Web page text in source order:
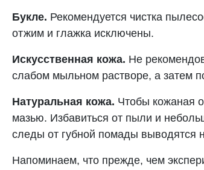
Букле. Рекомендуется чистка
отжим и глажка исключены.
Искусственная кожа. Не
слабом мыльном растворе, а затем
Натуральная кожа. Чтобы кожаная
мазью. Избавиться от пыли и
следы от губной помады выводятся
Напоминаем, что прежде, чем